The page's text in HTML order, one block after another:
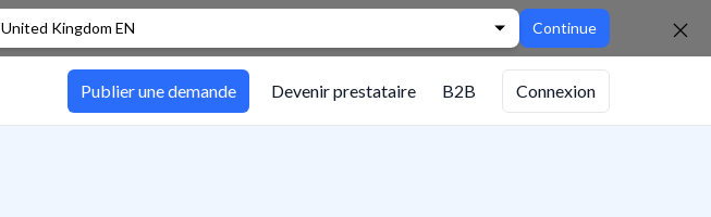
United Kingdom EN Continue
Publier une demande Devenir prestataire B2B Connexion